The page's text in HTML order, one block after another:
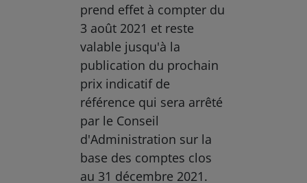
prend effet à compter du
3 août 2021 et reste
valable jusqu'à la
publication du prochain
prix indicatif de
référence qui sera arrêté
par le Conseil
d'Administration sur la
base des comptes clos
au 31 décembre 2021.